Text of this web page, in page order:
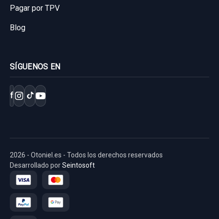
CENTRALITA CIERRE A1698207026 TOCADA
DEL DER
CENTRALITA CIERRE A1698207026...
AIRBAG LATERAL TRASERO IZQUIERDO
Pagar por TPV
Blog
SÍGUENOS EN
f
2026 - Otoniel.es - Todos los derechos reservados
Desarrollado porSeintosoft